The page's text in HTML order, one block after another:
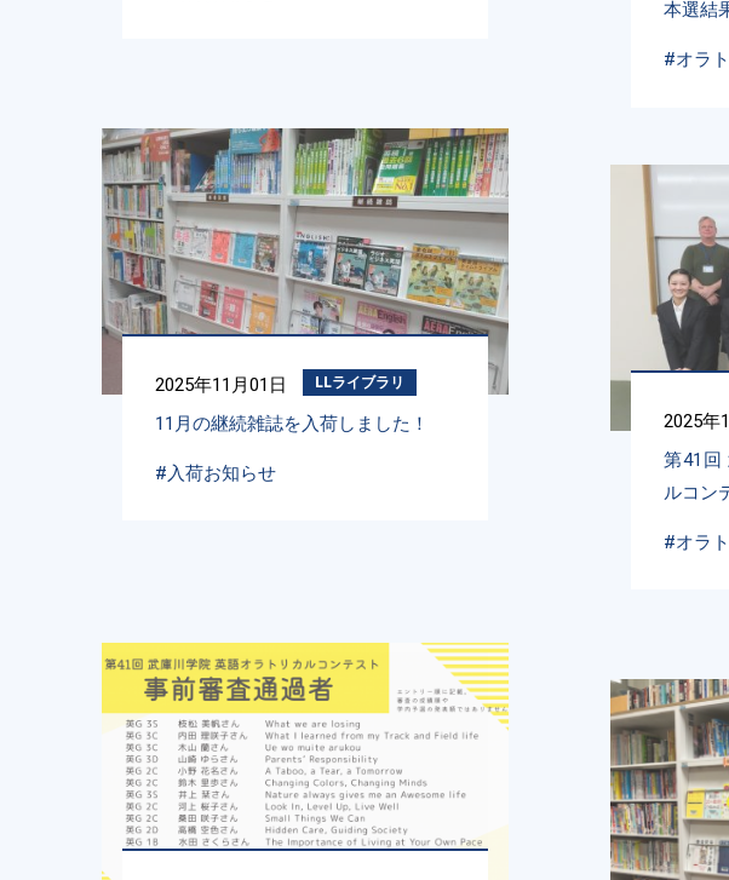
本選結
#オラ
2025年11月01日 LLライブラリ
11月の継続雑誌を入荷しました！
#入荷お知らせ
2025年
第41回
ルコン
#オラ